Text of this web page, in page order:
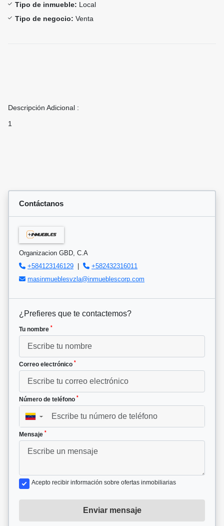
Tipo de inmueble: Local
Tipo de negocio: Venta
Descripción Adicional :
1
Contáctanos
Organizacion GBD, C.A
+584123146129 |
+582432316011
masinmueblesvzla@inmueblescorp.com
¿Prefieres que te contactemos?
Tu nombre *
Correo electrónico *
Número de teléfono *
▼
Mensaje *
Acepto recibir información sobre ofertas inmobiliarias
Enviar mensaje